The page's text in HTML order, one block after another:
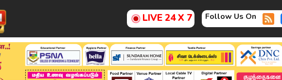
LIVE 24 X 7 Follow Us On